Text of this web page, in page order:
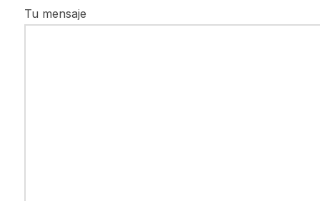
Tu mensaje